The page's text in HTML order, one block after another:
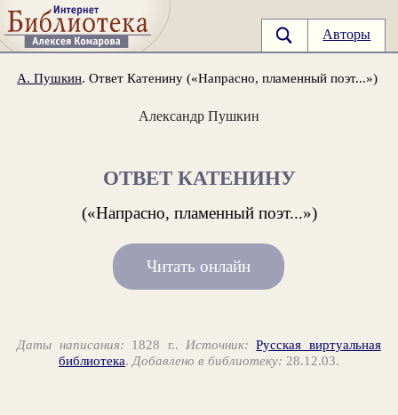
Авторы
А. Пушкин. Ответ Катенину («Напрасно, пламенный поэт...»)
Александр Пушкин
ОТВЕТ КАТЕНИНУ
(«Напрасно, пламенный поэт...»)
Читать онлайн
Даты написания: 1828 г.. Источник: Русская виртуальная
библиотека. Добавлено в библиотеку: 28.12.03.